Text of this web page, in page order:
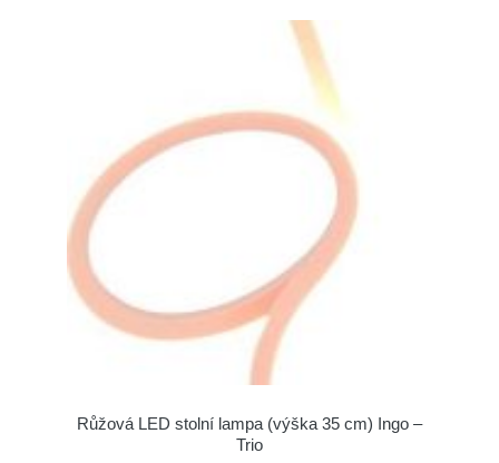
Růžová LED stolní lampa (výška 35 cm) Ingo –
Trio